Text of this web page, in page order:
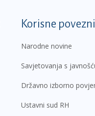
Korisne
Narodne novine
Savjetovanja s
Državno izborno
Ustavni sud RH